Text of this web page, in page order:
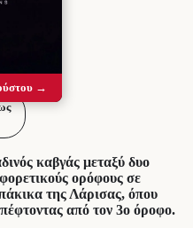
καβγάς μεταξύ δυο
ορόφους σε
της Λάρισας, όπου
από τον 3ο όροφο.
→